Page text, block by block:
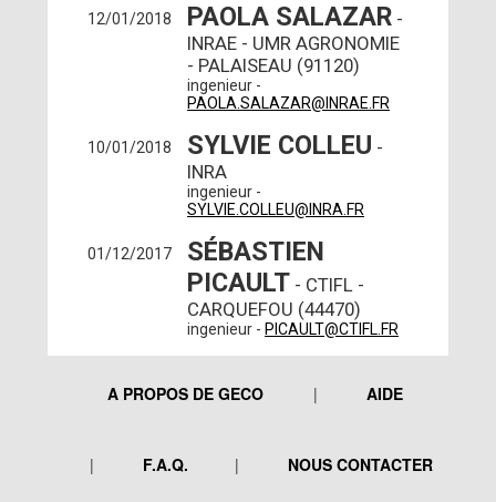
12/01/2018 PAOLA SALAZAR -
INRAE - UMR AGRONOMIE
- PALAISEAU (91120)
ingenieur -
PAOLA.SALAZAR@INRAE.FR
10/01/2018 SYLVIE COLLEU -
INRA
ingenieur -
SYLVIE.COLLEU@INRA.FR
01/12/2017
SÉBASTIEN
PICAULT - CTIFL -
CARQUEFOU (44470)
ingenieur - PICAULT@CTIFL.FR
A PROPOS DE GECO AIDE
F.A.Q. NOUS CONTACTER